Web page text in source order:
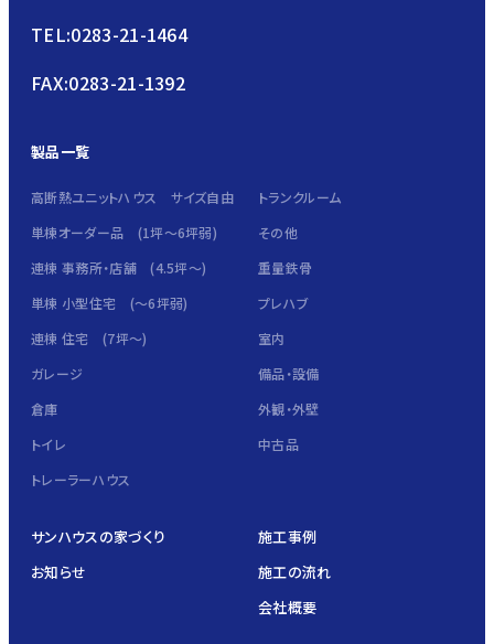
TEL:0283-21-1464
FAX:0283-21-1392
製品一覧
高断熱ユニットハウス サイズ自由
トランクルーム
単棟オーダー品 (1坪～6坪弱)
その他
連棟 事務所・店舗 (4.5坪～)
重量鉄骨
単棟 小型住宅 (～6坪弱)
プレハブ
連棟 住宅 (7坪～)
室内
ガレージ
備品・設備
倉庫
外観・外壁
トイレ
中古品
トレーラーハウス
サンハウスの家づくり
お知らせ
施工事例
施工の流れ
会社概要